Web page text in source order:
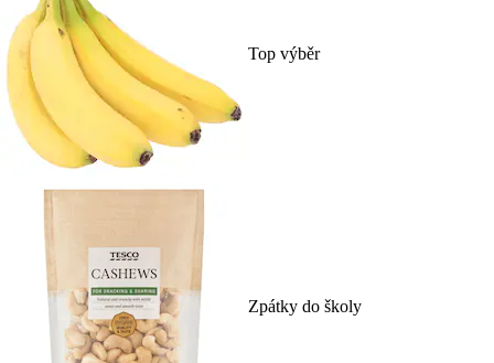
Top výběr
Zpátky do školy